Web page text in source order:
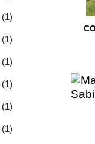
(1)
(1)
(1)
(1)
(1)
(1)